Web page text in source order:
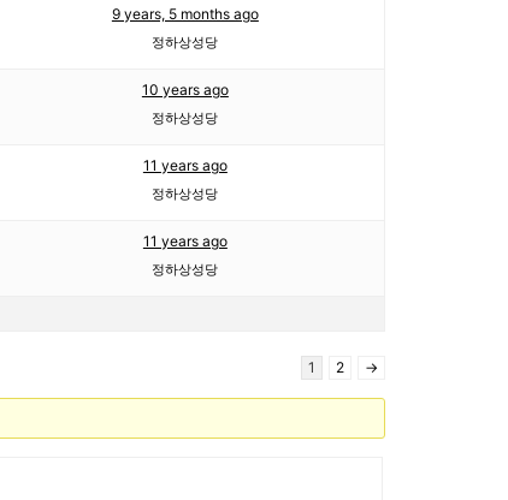
9 years, 5 months ago
정하상성당
10 years ago
정하상성당
11 years ago
정하상성당
11 years ago
정하상성당
1 2 →